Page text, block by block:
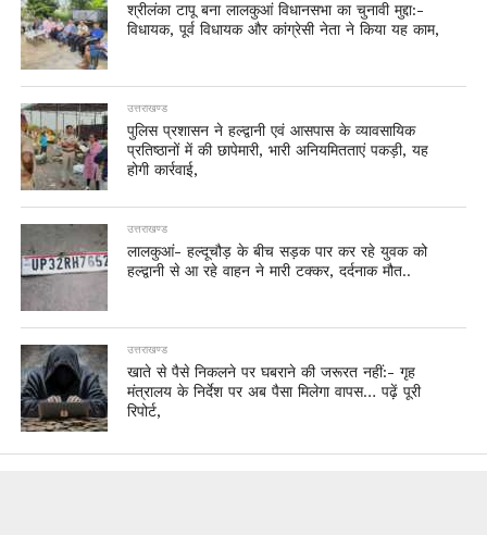
श्रीलंका टापू बना लालकुआं विधानसभा का चुनावी मुद्दा:-
विधायक, पूर्व विधायक और कांग्रेसी नेता ने किया यह काम,
उत्तराखण्ड
पुलिस प्रशासन ने हल्द्वानी एवं आसपास के व्यावसायिक
प्रतिष्ठानों में की छापेमारी, भारी अनियमितताएं पकड़ी, यह
होगी कार्रवाई,
उत्तराखण्ड
लालकुआं- हल्दूचौड़ के बीच सड़क पार कर रहे युवक को
हल्द्वानी से आ रहे वाहन ने मारी टक्कर, दर्दनाक मौत..
उत्तराखण्ड
खाते से पैसे निकलने पर घबराने की जरूरत नहीं:- गृह
मंत्रालय के निर्देश पर अब पैसा मिलेगा वापस… पढ़ें पूरी
रिपोर्ट,